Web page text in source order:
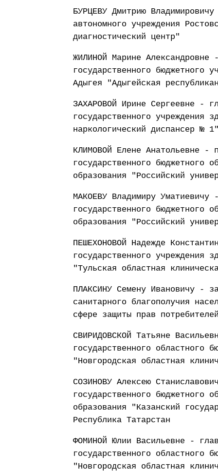
БУРЦЕВУ Дмитрию
автономного учреждения
диагностический центр"
ЖИЛИНОЙ Марине Александровне
государственного бюджетного
Адыгея "Адыгейская
ЗАХАРОВОЙ Ирине Сергеевне -
государственного учреждения
наркологический диспансер №
КЛИМОВОЙ Елене Анатольевне -
государственного бюджетного
образования "Российский
МАКОЕВУ Владимиру Уматиевичу
государственного бюджетного
образования "Российский
ПЕШЕХОНОВОЙ Надежде
государственного учреждения
"Тульская областная
ПЛАКСИНУ Семену Ивановичу -
санитарного благополучия
сфере защиты прав
СВИРИДОВСКОЙ Татьяне
государственного областного
"Новгородская областная
СОЗИНОВУ Алексею
государственного бюджетного
образования "Казанский
Республика Татарстан
ФОМИНОЙ Юлии Васильевне -
государственного областного
"Новгородская областная